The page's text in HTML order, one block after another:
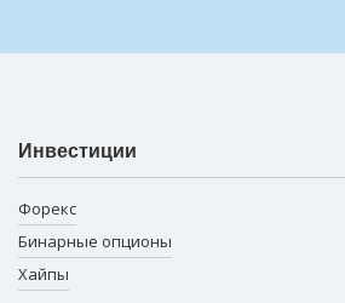
Инвестиции
Форекс
Бинарные опционы
Хайпы